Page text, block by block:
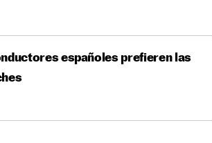
españoles prefieren las